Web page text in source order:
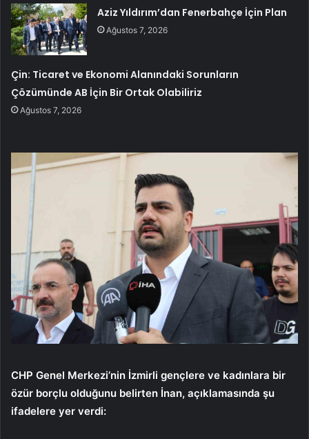
Aziz Yıldırım’dan Fenerbahçe İçin Plan
Ağustos 7, 2026
Çin: Ticaret ve Ekonomi Alanındaki Sorunların
Çözümünde AB İçin Bir Ortak Olabiliriz
Ağustos 7, 2026
CHP Genel Merkezi’nin İzmirli gençlere ve kadınlara bir
özür borçlu olduğunu belirten İnan, açıklamasında şu
ifadelere yer verdi: